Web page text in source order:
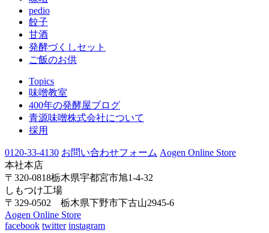
pedio
餃子
甘酒
発酵づくしセット
ご飯のお供
Topics
味噌教室
400年の発酵屋ブログ
青源味噌株式会社について
採用
0120-33-4130 お問い合わせフォーム Aogen Online Store
本社本店
〒320-0818栃木県宇都宮市旭1-4-32
しもつけ工場
〒329-0502 栃木県下野市下古山2945-6
Aogen Online Store
facebook twitter instagram